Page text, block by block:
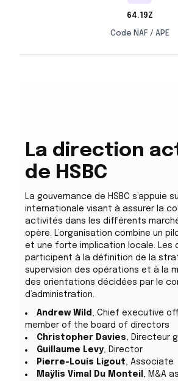
64.19Z
Code NAF / APE
La direction
de HSBC
La gouvernance de HSBC s’appuie
internationale visant à assurer la
activités dans les différents
opère. L’organisation combine un
et une forte implication locale. Les
participent à la définition de la
supervision des opérations et à la
des orientations décidées par le
d’administration.
Andrew Wild , Chief executive
member of the board of directors
Christopher Davies, Directeur
Guillaume Levy, Director
Pierre-Louis Ligout, Associate
Maÿlis Vimal Du Monteil , M&A